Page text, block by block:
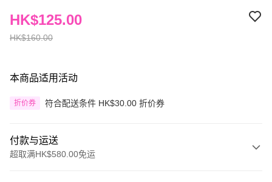
HK$160.00
HK$125.00
本商品适用活动
折价券 符合配送条件 HK$30.00 折价券
付款与运送
超取满HK$580.00免运